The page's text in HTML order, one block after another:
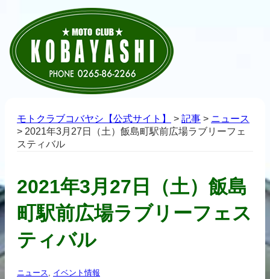
モトクラブコバヤシ【公式サイト】 > 記事 > ニュース
> 2021年3月27日（土）飯島町駅前広場ラブリーフェ
スティバル
2021年3月27日（土）飯島
町駅前広場ラブリーフェス
ティバル
ニュース イベント情報